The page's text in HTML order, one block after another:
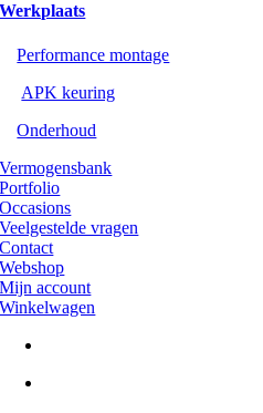
Werkplaats
Performance montage
APK keuring
Onderhoud
Vermogensbank
Portfolio
Occasions
Veelgestelde vragen
Contact
Webshop
Mijn account
Winkelwagen